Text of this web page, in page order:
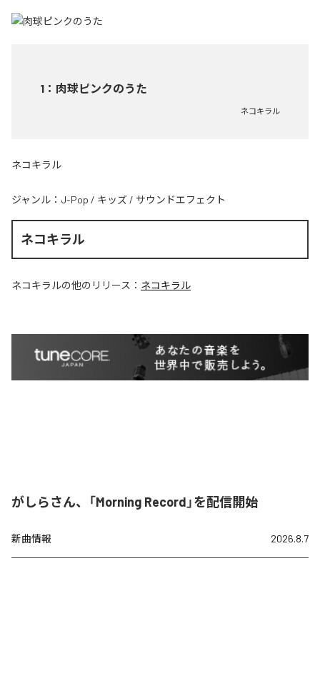
1 ： 肉球ピンクのうた
ネコキラル
ネコキラル
ジャンル： J-Pop / キッズ / サウンドエフェクト
ネコキラル
ネコキラルの他のリリース： ネコキラル
がしらさん、「Morning Record」を配信開始
新曲情報 2026.8.7